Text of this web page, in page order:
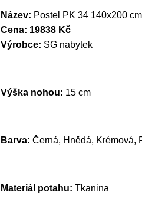
Název: Postel PK 34 140x200
Cena: 19838 Kč
Výrobce: SG nabytek
Výška nohou: 15 cm
Barva: Černá, Hnědá, Krémová,
Materiál potahu: Tkanina